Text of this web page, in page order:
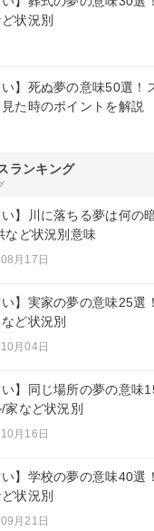
状況別
い】死ぬ夢の意味50選！
た時のポイントを解説
ランキング
い】川に落ちる夢は何の
など状況別意味
月17日
い】実家の夢の意味25選
ど状況別
月04日
い】同じ場所の夢の意味
家など状況別
月16日
い】学校の夢の意味40選
状況別
月21日